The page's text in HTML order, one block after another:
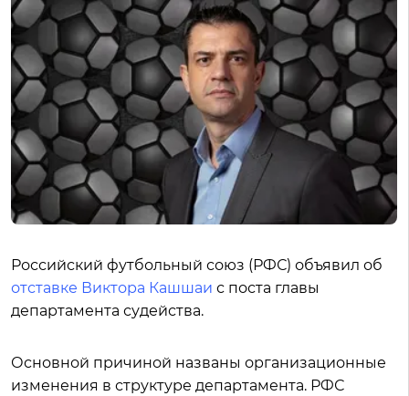
Российский футбольный союз (РФС) объявил об
отставке Виктора Кашшаи с поста главы
департамента судейства.
Основной причиной названы организационные
изменения в структуре департамента. РФС